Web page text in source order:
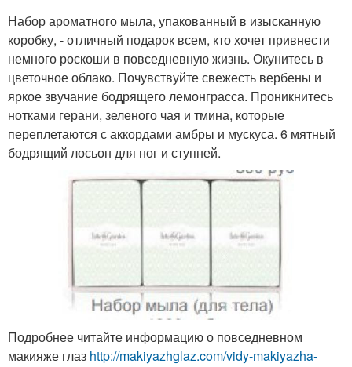
Набор ароматного мыла, упакованный в изысканную
коробку, - отличный подарок всем, кто хочет привнести
немного роскоши в повседневную жизнь. Окунитесь в
цветочное облако. Почувствуйте свежесть вербены и
яркое звучание бодрящего лемонграсса. Проникнитесь
нотками герани, зеленого чая и тмина, которые
переплетаются с аккордами амбры и мускуса. 6 мятный
бодрящий лосьон для ног и ступней.
Подробнее читайте информацию о повседневном
макияже глаз http://makiyazhglaz.com/vidy-makiyazha-